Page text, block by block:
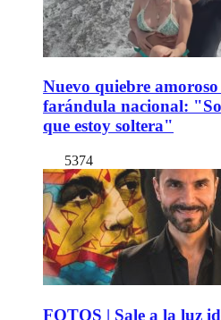
Nuevo quiebre amoroso
farándula nacional:
que estoy soltera"
5374
FOTOS | Sale a la luz